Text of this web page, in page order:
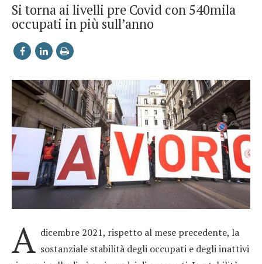
Si torna ai livelli pre Covid con 540mila
occupati in più sull’anno
A dicembre 2021, rispetto al mese precedente, la
sostanziale stabilità degli occupati e degli inattivi